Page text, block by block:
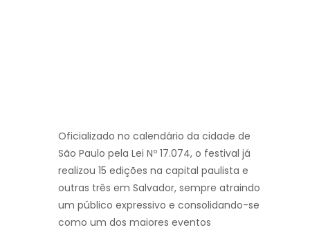
Oficializado no calendário da cidade de
São Paulo pela Lei Nº 17.074, o festival já
realizou 15 edições na capital paulista e
outras três em Salvador, sempre atraindo
um público expressivo e consolidando-se
como um dos maiores eventos